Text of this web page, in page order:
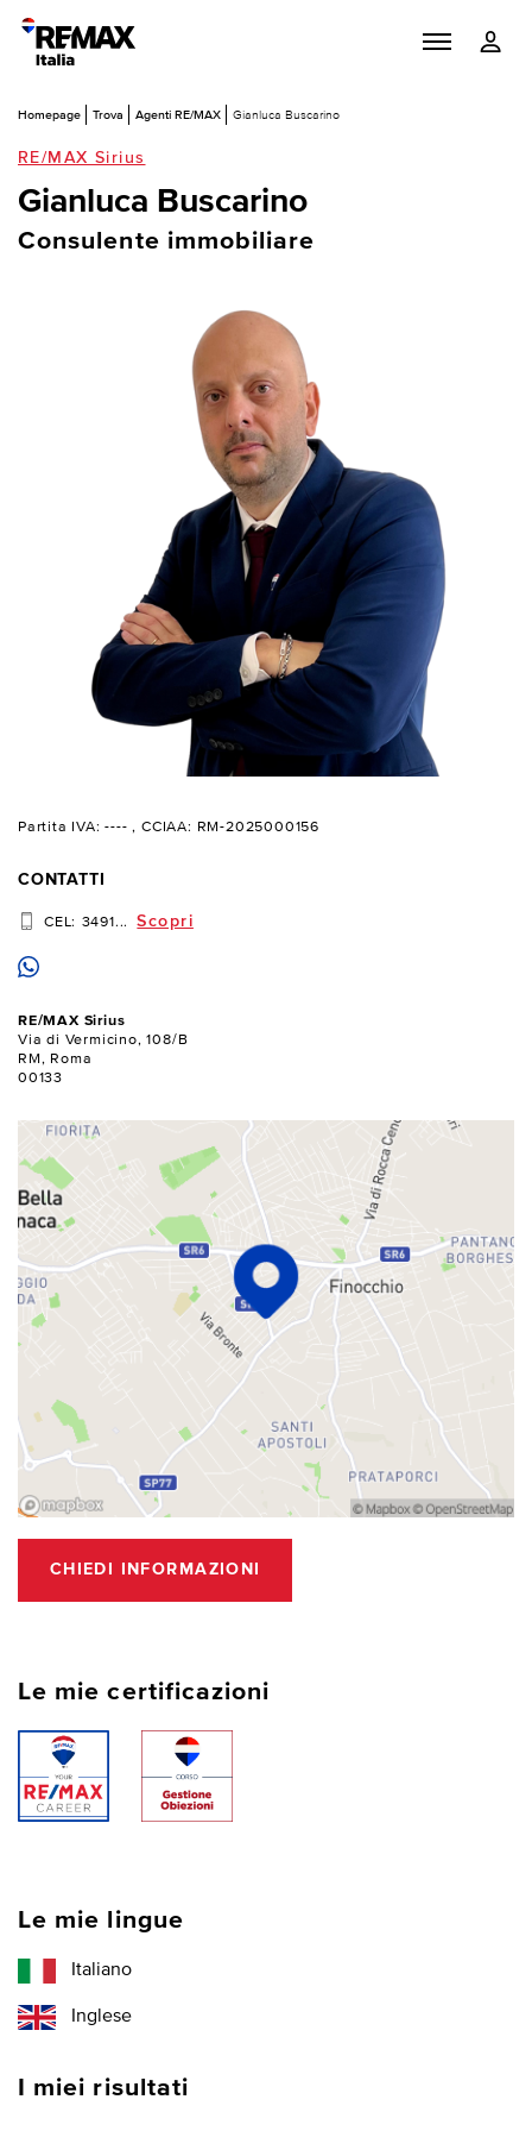
Homepage Trova Agenti RE/MAX Gianluca Buscarino
RE/MAX Sirius
Gianluca Buscarino
Consulente immobiliare
Partita IVA: ---- , CCIAA: RM-2025000156
CONTATTI
CEL: 3491... Scopri
RE/MAX Sirius
Via di Vermicino, 108/B
RM, Roma
00133
CHIEDI INFORMAZIONI
Le mie certificazioni
Le mie lingue
Italiano
Inglese
I miei risultati